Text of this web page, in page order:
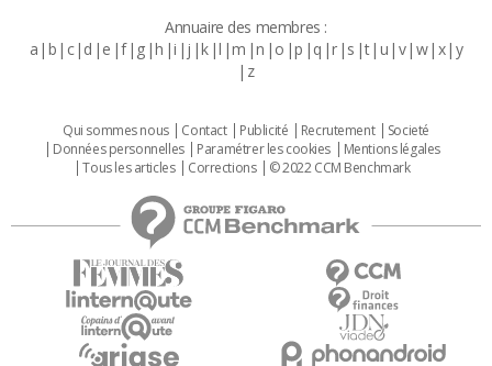
Annuaire des membres :
a b c d e f g h i j k l m n o p q r s t u v w x y
z
Qui sommes nous Contact Publicité Recrutement
Societé
Données personnelles
Paramétrer les cookies
Mentions légales
Tous les articles
Corrections © 2022 CCM Benchmark